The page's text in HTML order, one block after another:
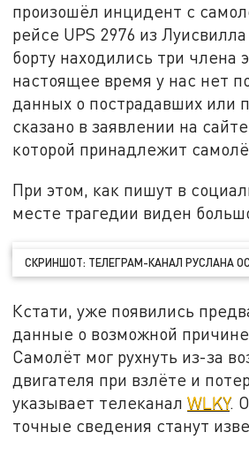
произошёл инцидент с
рейсе UPS 2976 из
борту находились три члена
настоящее время у нас нет
данных о пострадавших или
сказано в заявлении на
которой принадлежит
При этом, как пишут в
месте трагедии виден
СКРИНШОТ: ТЕЛЕГРАМ-КАНАЛ РУСЛАНА
Кстати, уже появились
данные о возможной
Самолёт мог рухнуть из-за
двигателя при взлёте и
указывает телеканалWLKY.
точные сведения станут